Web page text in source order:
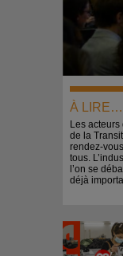
À LIRE…
Les
de la
rendez-
tous.
l’on se
déjà